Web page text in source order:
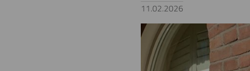
11.02.2026
Image